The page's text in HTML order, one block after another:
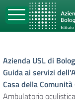
Azienda USL di
Guida ai servizi
Casa della
Ambulatorio oculistica